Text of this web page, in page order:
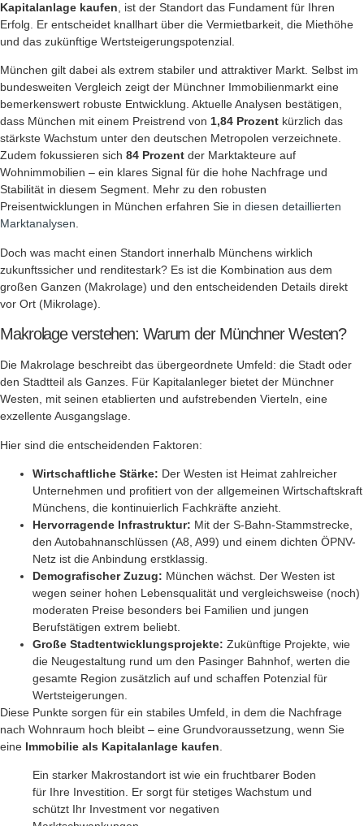
Kapitalanlage kaufen , ist der Standort das Fundament für Ihren
Erfolg. Er entscheidet knallhart über die Vermietbarkeit, die Miethöhe
und das zukünftige Wertsteigerungspotenzial.
München gilt dabei als extrem stabiler und attraktiver Markt. Selbst im
bundesweiten Vergleich zeigt der Münchner Immobilienmarkt eine
bemerkenswert robuste Entwicklung. Aktuelle Analysen bestätigen,
dass München mit einem Preistrend von 1,84 Prozent kürzlich das
stärkste Wachstum unter den deutschen Metropolen verzeichnete.
Zudem fokussieren sich 84 Prozent der Marktakteure auf
Wohnimmobilien – ein klares Signal für die hohe Nachfrage und
Stabilität in diesem Segment. Mehr zu den robusten
Preisentwicklungen in München erfahren Sie in diesen detaillierten
Marktanalysen.
Doch was macht einen Standort innerhalb Münchens wirklich
zukunftssicher und renditestark? Es ist die Kombination aus dem
großen Ganzen (Makrolage) und den entscheidenden Details direkt
vor Ort (Mikrolage).
Makrolage verstehen: Warum der Münchner Westen?
Die Makrolage beschreibt das übergeordnete Umfeld: die Stadt oder
den Stadtteil als Ganzes. Für Kapitalanleger bietet der Münchner
Westen, mit seinen etablierten und aufstrebenden Vierteln, eine
exzellente Ausgangslage.
Hier sind die entscheidenden Faktoren:
Wirtschaftliche Stärke: Der Westen ist Heimat zahlreicher
Unternehmen und profitiert von der allgemeinen Wirtschaftskraft
Münchens, die kontinuierlich Fachkräfte anzieht.
Hervorragende Infrastruktur: Mit der S-Bahn-Stammstrecke,
den Autobahnanschlüssen (A8, A99) und einem dichten ÖPNV-
Netz ist die Anbindung erstklassig.
Demografischer Zuzug: München wächst. Der Westen ist
wegen seiner hohen Lebensqualität und vergleichsweise (noch)
moderaten Preise besonders bei Familien und jungen
Berufstätigen extrem beliebt.
Große Stadtentwicklungsprojekte: Zukünftige Projekte, wie
die Neugestaltung rund um den Pasinger Bahnhof, werten die
gesamte Region zusätzlich auf und schaffen Potenzial für
Wertsteigerungen.
Diese Punkte sorgen für ein stabiles Umfeld, in dem die Nachfrage
nach Wohnraum hoch bleibt – eine Grundvoraussetzung, wenn Sie
eine Immobilie als Kapitalanlage kaufen
Ein starker Makrostandort ist wie ein fruchtbarer Boden
für Ihre Investition. Er sorgt für stetiges Wachstum und
schützt Ihr Investment vor negativen